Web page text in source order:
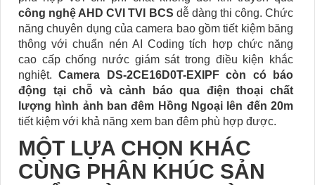
công nghệ AHD CVI TVI BCS dễ dàng thi công. Chức
năng chuyên dụng của camera bao gồm tiết kiệm băng
thông với chuẩn nén AI Coding tích hợp chức năng
cao cấp chống nước giám sát trong điều kiện khắc
nghiệt.Camera DS-2CE16D0T-EXIPF còn có báo
động tại chỗ và cảnh báo qua điện thoại chất
lượng hình ảnh ban đêm Hồng Ngoại lên đến 20m
tiết kiệm với khả năng xem ban đêm phù hợp được.
MỘT LỰA CHỌN KHÁC
CÙNG PHÂN KHÚC SẢN